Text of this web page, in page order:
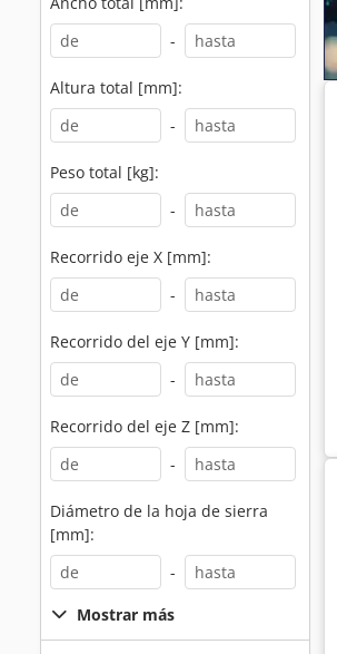
-
Altura total [mm]:
-
Peso total [kg]:
-
Recorrido eje X [mm]:
-
Recorrido del eje Y [mm]:
-
Recorrido del eje Z [mm]:
-
Diámetro de la hoja de sierra
[mm]:
-
Mostrar más